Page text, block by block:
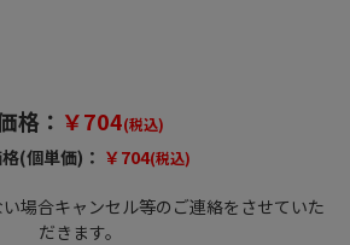
格： ￥704(税込)
(個単価)： ￥704(税込)
場合キャンセル等のご連絡をさせていた
だきます。